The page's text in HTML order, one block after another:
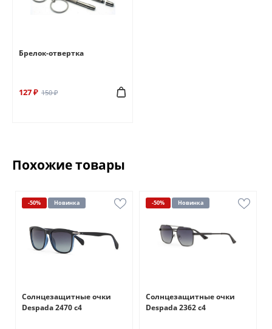
Брелок-отвертка
127 ₽ 150 ₽
Похожие товары
-50% Новинка
Солнцезащитные очки
Despada 2470 с4
-50% Новинка
Солнцезащитные очки
Despada 2362 с4